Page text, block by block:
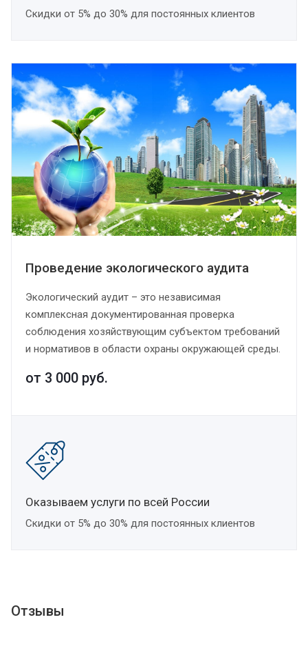
Скидки от 5% до 30% для постоянных клиентов
Проведение экологического аудита
Экологический аудит – это независимая
комплексная документированная проверка
соблюдения хозяйствующим субъектом требований
и нормативов в области охраны окружающей среды.
от 3 000 руб.
Оказываем услуги по всей России
Скидки от 5% до 30% для постоянных клиентов
Отзывы